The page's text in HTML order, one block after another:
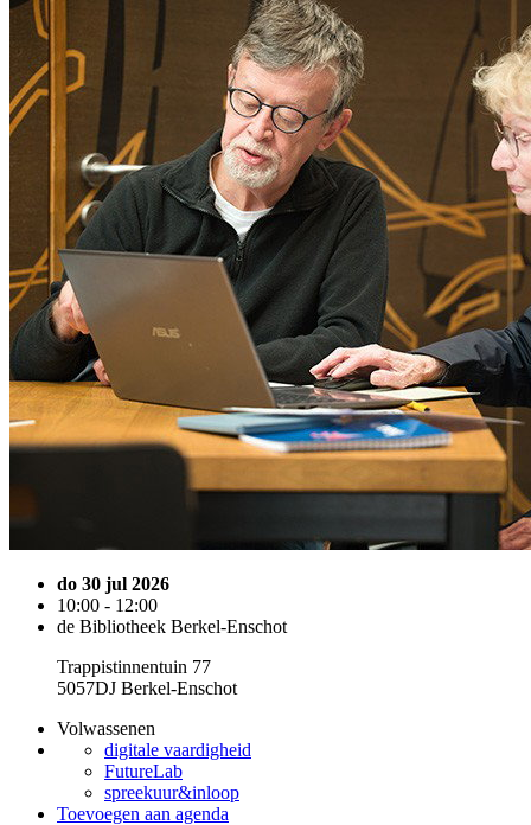
do 30 jul 2026
10:00 - 12:00
de Bibliotheek Berkel-Enschot
Trappistinnentuin 77
5057DJ Berkel-Enschot
Volwassenen
digitale vaardigheid
FutureLab
spreekuur&inloop
Toevoegen aan agenda